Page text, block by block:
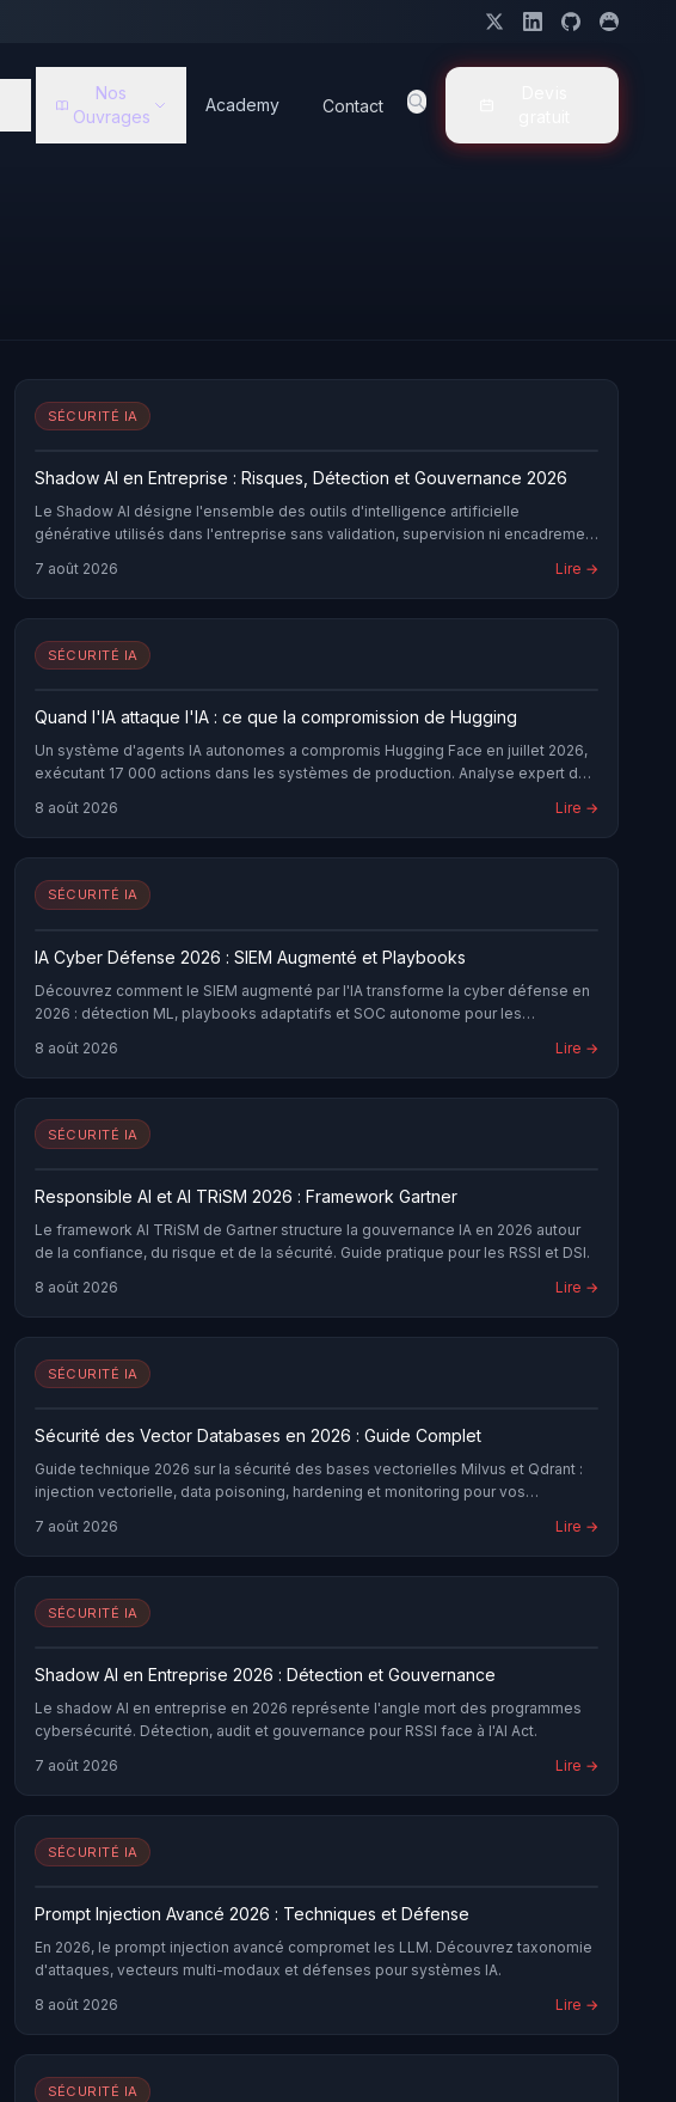
Nos
Ouvrages
Academy Contact
SÉCURITÉ IA
Shadow AI en Entreprise : Risques, Détection et Gouvernance 2026
Le Shadow AI désigne l'ensemble des outils d'intelligence artificielle
générative utilisés dans l'entreprise sans validation, supervision ni encadrement
Claude, Gemini, Perplexity, Mistral ou les dizaines de plugins IA disponibles
dans les navigateurs modernes — tous ces outils sont aujourd'hui utilisés
7 août 2026 Lire →
SÉCURITÉ IA
Quand l'IA attaque l'IA : ce que la compromission de Hugging
Un système d'agents IA autonomes a compromis Hugging Face en juillet 2026,
exécutant 17 000 actions dans les systèmes de production. Analyse expert des
déployer dès maintenant.
8 août 2026 Lire →
SÉCURITÉ IA
IA Cyber Défense 2026 : SIEM Augmenté et Playbooks
Découvrez comment le SIEM augmenté par l'IA transforme la cyber défense en
2026 : détection ML, playbooks adaptatifs et SOC autonome pour les
8 août 2026 Lire →
SÉCURITÉ IA
Responsible AI et AI TRiSM 2026 : Framework Gartner
Le framework AI TRiSM de Gartner structure la gouvernance IA en 2026 autour
de la confiance, du risque et de la sécurité. Guide pratique pour les RSSI et DSI.
8 août 2026
Lire →
SÉCURITÉ IA
Sécurité des Vector Databases en 2026 : Guide Complet
Guide technique 2026 sur la sécurité des bases vectorielles Milvus et Qdrant :
injection vectorielle, data poisoning, hardening et monitoring pour vos
7 août 2026 Lire →
SÉCURITÉ IA
Shadow AI en Entreprise 2026 : Détection et Gouvernance
Le shadow AI en entreprise en 2026 représente l'angle mort des programmes
cybersécurité. Détection, audit et gouvernance pour RSSI face à l'AI Act.
7 août 2026
Lire →
SÉCURITÉ IA
Prompt Injection Avancé 2026 : Techniques et Défense
En 2026, le prompt injection avancé compromet les LLM. Découvrez taxonomie
d'attaques, vecteurs multi-modaux et défenses pour systèmes IA.
8 août 2026
Lire →
SÉCURITÉ IA